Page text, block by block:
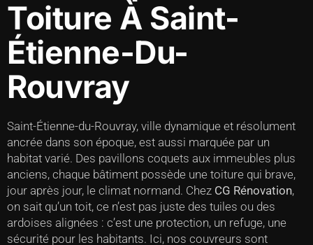
Toiture À Saint-
Étienne-Du-
Rouvray
Saint-Étienne-du-Rouvray, ville dynamique et résolument
ancrée dans son époque, est aussi marquée par un
habitat varié. Des pavillons coquets aux immeubles plus
anciens, chaque bâtiment possède une toiture qui brave,
jour après jour, le climat normand. Chez CG Rénovation,
on sait qu’un toit, ce n’est pas juste des tuiles ou des
ardoises alignées : c’est une protection, un refuge, une
sécurité pour les habitants. Ici, nos couvreurs sont